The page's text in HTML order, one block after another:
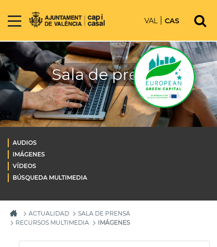
VAL CAS
Sala de prensa
AUDIOS
IMÁGENES
VÍDEOS
BÚSQUEDA MULTIMEDIA
ACTUALIDAD
SALA DE PRENSA
RECURSOS MULTIMEDIA
IMÁGENES